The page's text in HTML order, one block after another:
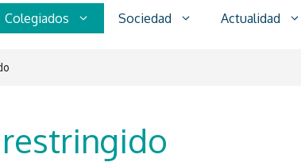
Colegiados Sociedad Actualidad